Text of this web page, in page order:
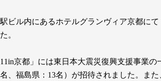
ビル内にあるホテルグランヴィア京都に
。
京都」には東日本大震災復興支援事業の
名、福島県： 13名）が招待されました。ま